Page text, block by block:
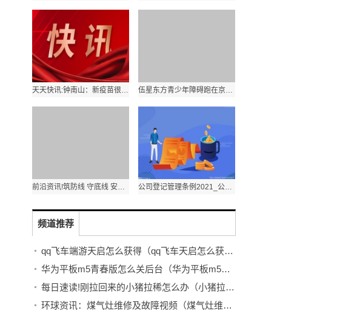
天天快讯:钟南山：新疫苗很快面世！新波峰可能再来！ 伍星东方青少年障碍跑在京开跑 小选手挑战18重关卡
前沿资讯!筑防线 守底线 安徽以高水平安全护航高质量发展 公司登记管理条例2021_公司登记
频道推荐
qq飞车端游天启怎么获得（qq飞车天启怎么获得）_热点聚焦
华为平板m5青春版怎么关后台（华为平板m5青春版怎么分屏） 全球热门
每日速读!刚拉回来的小猪拉稀怎么办（小猪拉稀怎么办）
环球资讯：煤气灶维修及故障视频（煤气灶维修）